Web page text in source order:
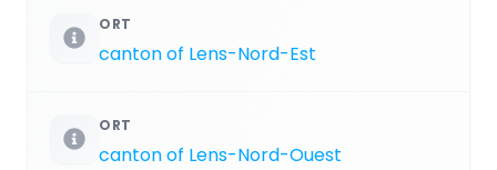
ORT
canton of Lens-Nord-Est
ORT
canton of Lens-Nord-Ouest